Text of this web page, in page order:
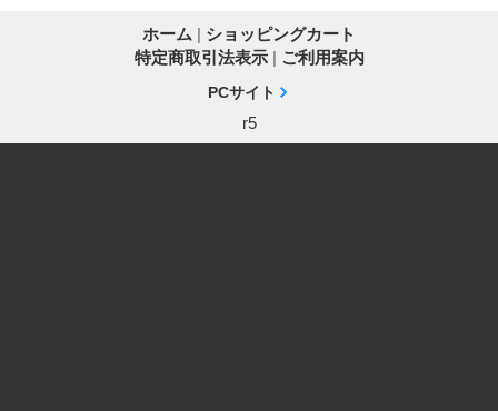
ホーム | ショッピングカート
特定商取引法表示 | ご利用案内
PCサイト
r5